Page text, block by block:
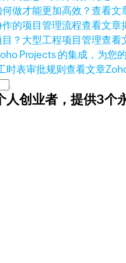
查看文
查看文章
查看
查看文章
人创业者，提供3个